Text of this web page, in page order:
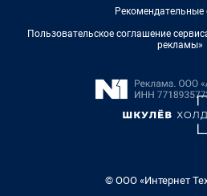
Рекомендательные
Пользовательское соглашение
рекламы»
© ООО «Интернет